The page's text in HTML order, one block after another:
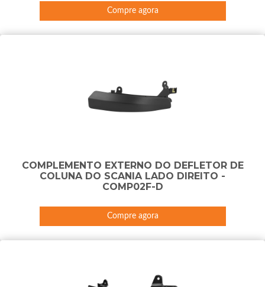
Compre agora
COMPLEMENTO EXTERNO DO DEFLETOR DE
COLUNA DO SCANIA LADO DIREITO -
COMP02F-D
Compre agora